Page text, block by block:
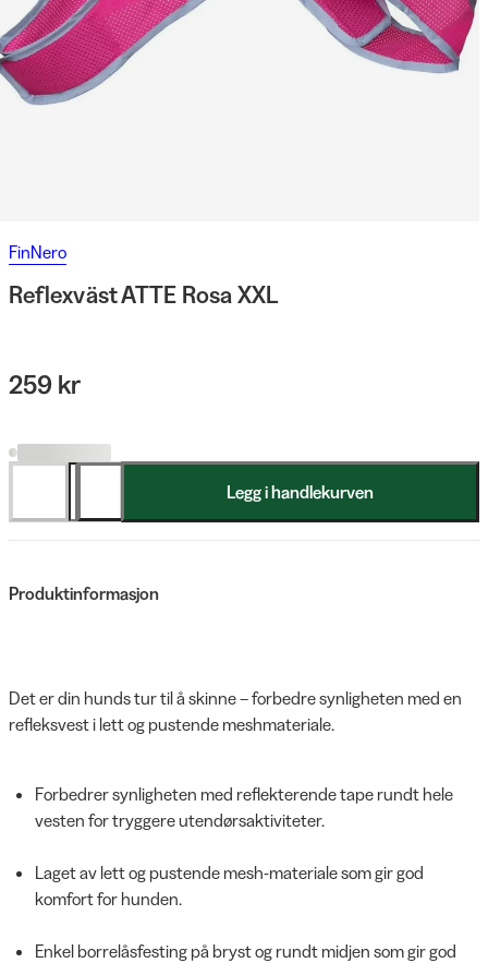
FinNero
Reflexväst ATTE Rosa XXL
259 kr
Legg i handlekurven
Produktinformasjon
Det er din hunds tur til å skinne – forbedre synligheten med en
refleksvest i lett og pustende meshmateriale.
Forbedrer synligheten med reflekterende tape rundt hele
vesten for tryggere utendørsaktiviteter.
Laget av lett og pustende mesh-materiale som gir god
komfort for hunden.
Enkel borrelåsfesting på bryst og rundt midjen som gir god